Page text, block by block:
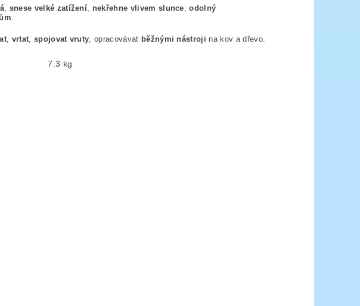
, snese velké zatížení, nekřehne vlivem slunce,odolný
.
, vrtat, spojovat vruty, opracovávat běžnými nástroji na kov a dřevo.
7.3 kg